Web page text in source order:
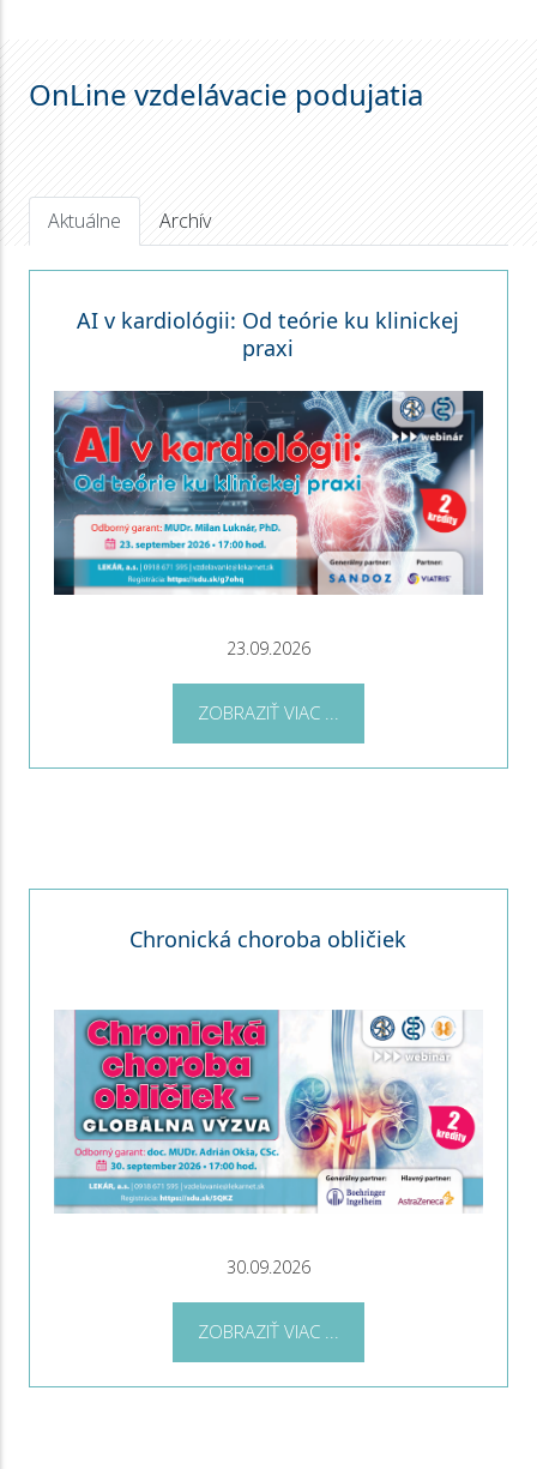
OnLine vzdelávacie podujatia
Aktuálne Archív
AI v kardiológii: Od teórie ku klinickej
praxi
23.09.2026
ZOBRAZIŤ VIAC ...
Chronická choroba obličiek
30.09.2026
ZOBRAZIŤ VIAC ...